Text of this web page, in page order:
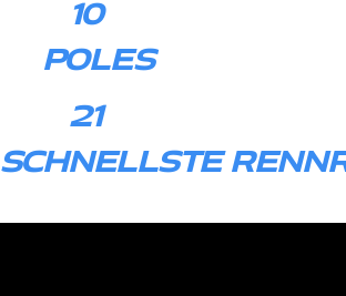
10
POLES
21
SCHNELLSTE